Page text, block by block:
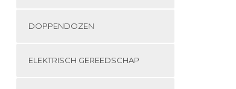
DOPPENDOZEN
ELEKTRISCH GEREEDSCHAP